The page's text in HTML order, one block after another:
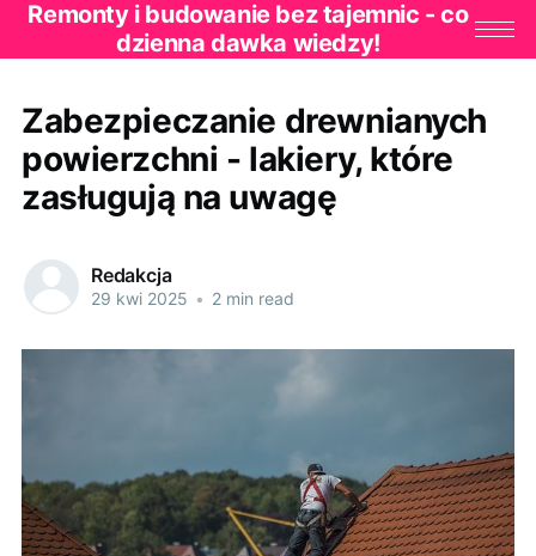
Remonty i budowanie bez tajemnic - co
dzienna dawka wiedzy!
Zabezpieczanie drewnianych
powierzchni - lakiery, które
zasługują na uwagę
Redakcja
29 kwi 2025 • 2 min read